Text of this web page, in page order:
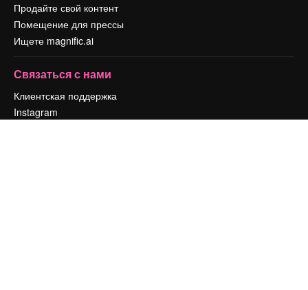
Продайте свой контент
Помещение для прессы
Ищете magnific.ai
Связаться с нами
Клиентская поддержка
Instagram